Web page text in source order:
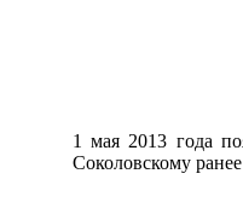
1 мая 2013 года
Соколовскому